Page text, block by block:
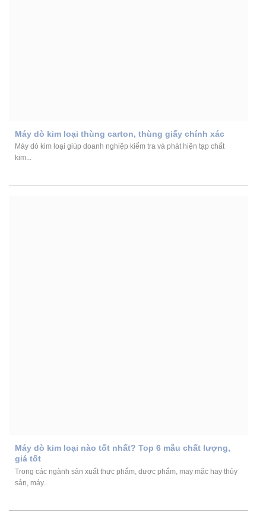
Máy dò kim loại thùng carton, thùng giấy chính xác
Máy dò kim loại giúp doanh nghiệp kiểm tra và phát hiện tạp chất
kim...
Máy dò kim loại nào tốt nhất? Top 6 mẫu chất lượng,
giá tốt
Trong các ngành sản xuất thực phẩm, dược phẩm, may mặc hay thủy
sản, máy...